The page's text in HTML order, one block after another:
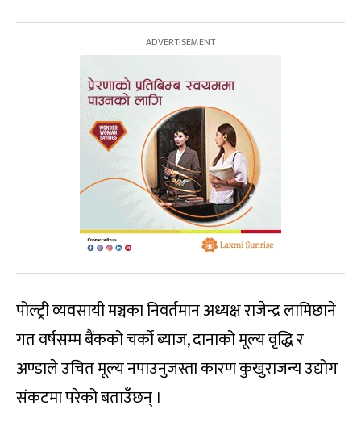
पोल्ट्री व्यवसायी मञ्चका निवर्तमान अध्यक्ष राजेन्द्र लामिछाने
गत वर्षसम्म बैंकको चर्को ब्याज, दानाको मूल्य वृद्धि र
अण्डाले उचित मूल्य नपाउनुजस्ता कारण कुखुराजन्य उद्योग
संकटमा परेको बताउँछन् ।